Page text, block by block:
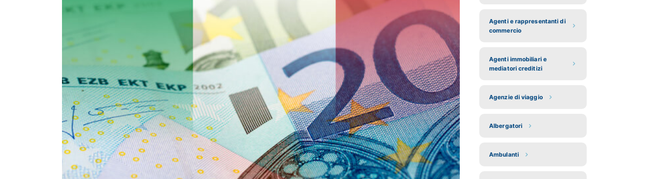
Agenti e rappresentanti di
commercio
Agenti immobiliari e
mediatori creditizi
Agenzie di viaggio
Albergatori
Ambulanti